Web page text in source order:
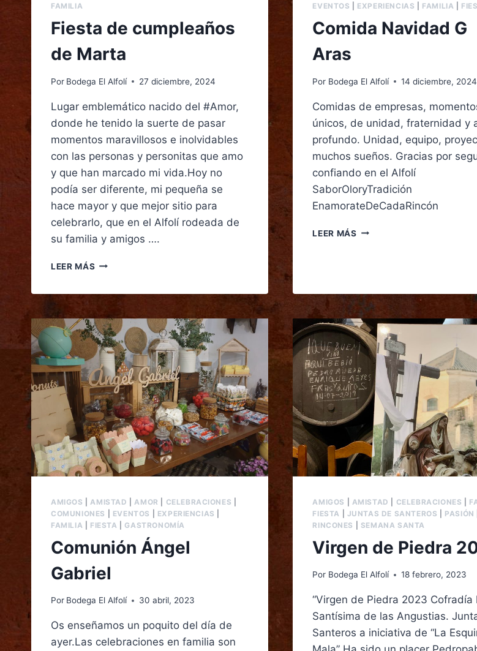
FAMILIA
Fiesta de cumpleaños
de Marta
Por Bodega El Alfolí 27 diciembre, 2024
Lugar emblemático nacido del #Amor,
donde he tenido la suerte de pasar
momentos maravillosos e inolvidables
con las personas y personitas que amo
y que han marcado mi vida.Hoy no
podía ser diferente, mi pequeña se
hace mayor y que mejor sitio para
celebrarlo, que en el Alfolí rodeada de
su familia y amigos ….
LEER MÁS
EVENTOS
EXPERIENCIAS FAMILIA
Comida Navidad G
Aras
Por Bodega El Alfolí 14 diciembre, 2024
Comidas de empresas,
únicos, de unidad, fraternidad y
profundo. Unidad, equipo,
muchos sueños. Gracias por
confiando en el Alfolí
SaborOloryTradición
EnamorateDeCadaRincón
LEER MÁS
AMIGOS AMISTAD AMOR CELEBRACIONES
COMUNIONES
EVENTOS EXPERIENCIAS
FAMILIA
FIESTA GASTRONOMÍA
Comunión Ángel
Gabriel
Por Bodega El Alfolí 30 abril, 2023
Os enseñamos un poquito del día de
ayer.Las celebraciones en familia son
AMIGOS AMISTAD CELEBRACIONES
FIESTA
JUNTAS DE SANTEROS PASIÓN
RINCONES
SEMANA SANTA
Virgen de Piedra
Por Bodega El Alfolí 18 febrero, 2023
“Virgen de Piedra 2023 Cofradía
Santísima de las Angustias.
Santeros a iniciativa de “La